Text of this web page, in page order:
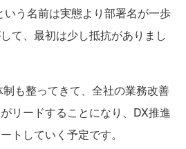
いう名前は実態より部署名が一歩
て、最初は少し抵抗がありまし
も整ってきて、全社の業務改善
リードすることになり、DX推進
トしていく予定です。